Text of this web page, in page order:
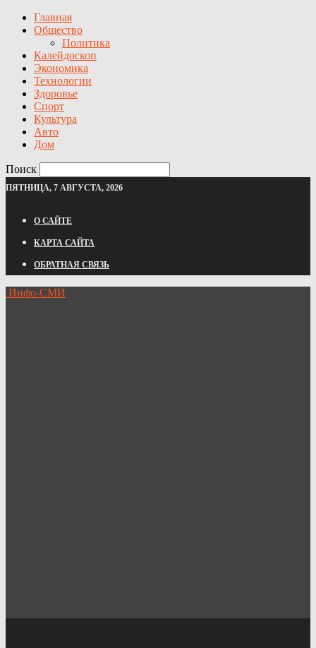
Главная
Общество
Политика
Калейдоскоп
Экономика
Технологии
Здоровье
Спорт
Культура
Авто
Дом
Поиск
ПЯТНИЦА, 7 АВГУСТА, 2026
О САЙТЕ
КАРТА САЙТА
ОБРАТНАЯ СВЯЗЬ
Инфо-СМИ